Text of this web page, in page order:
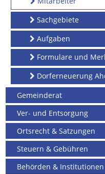
Sachgebiete
Aufgaben
Formulare und
Dorferneuerung
Gemeinderat
Ver- und Entsorgung
Ortsrecht & Satzungen
Steuern & Gebühren
Behörden & Institutionen